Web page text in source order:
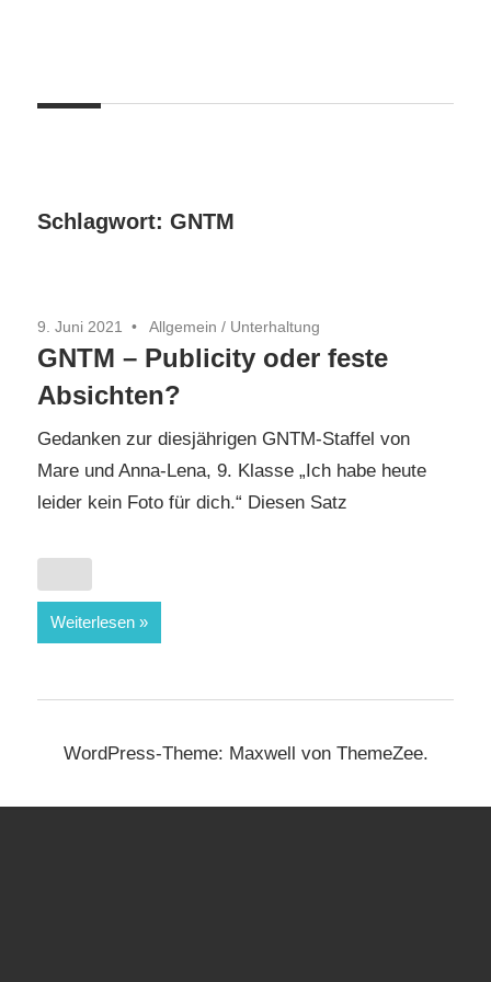
Schlagwort: GNTM
9. Juni 2021 Allgemein / Unterhaltung
GNTM – Publicity oder feste
Absichten?
Gedanken zur diesjährigen GNTM-Staffel von
Mare und Anna-Lena, 9. Klasse „Ich habe heute
leider kein Foto für dich.“ Diesen Satz
Weiterlesen
WordPress-Theme: Maxwell von ThemeZee.